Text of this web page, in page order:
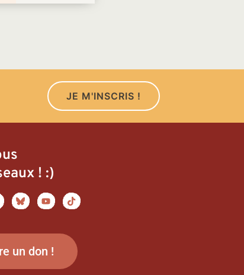
JE M'INSCRIS !
! :)
un don !